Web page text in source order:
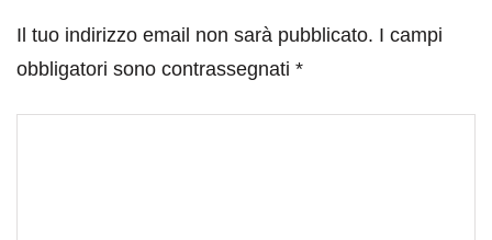
Il tuo indirizzo email non sarà pubblicato. I campi
obbligatori sono contrassegnati *